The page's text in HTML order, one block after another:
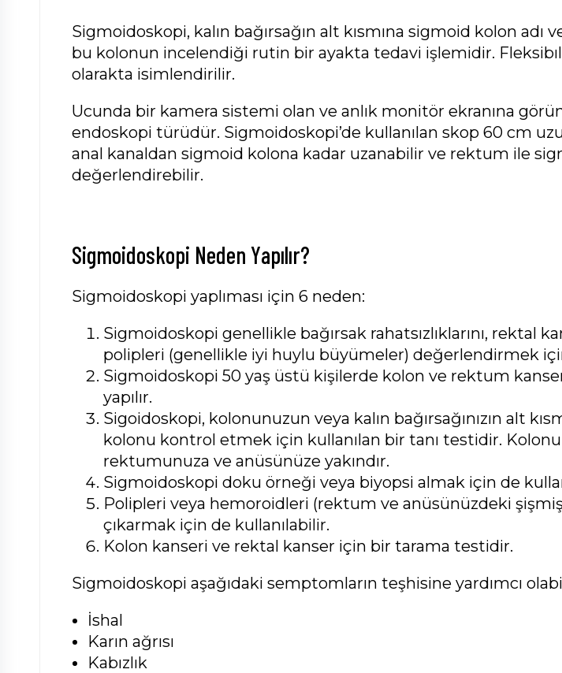
Sigmoidoskopi, kalın bağırsağın alt kısmına sigmoid kolon adı
bu kolonun incelendiği rutin bir ayakta tedavi işlemidir.
olarakta isimlendirilir.
Ucunda bir kamera sistemi olan ve anlık monitör ekranına
endoskopi türüdür. Sigmoidoskopi’de kullanılan skop 60 cm
anal kanaldan sigmoid kolona kadar uzanabilir ve rektum ile
değerlendirebilir.
Sigmoidoskopi Neden Yapılır?
Sigmoidoskopi yaplıması için 6 neden:
Sigmoidoskopi genellikle bağırsak rahatsızlıklarını, rektal
polipleri (genellikle iyi huylu büyümeler) değerlendirmek
Sigmoidoskopi 50 yaş üstü kişilerde kolon ve rektum
yapılır.
Sigoidoskopi, kolonunuzun veya kalın bağırsağınızın alt
kolonu kontrol etmek için kullanılan bir tanı testidir.
rektumunuza ve anüsünüze yakındır.
Sigmoidoskopi doku örneği veya biyopsi almak için de
Polipleri veya hemoroidleri (rektum ve anüsünüzdeki
çıkarmak için de kullanılabilir.
Kolon kanseri ve rektal kanser için bir tarama testidir.
Sigmoidoskopi aşağıdaki semptomların teşhisine yardımcı
İshal
Karın ağrısı
Kabızlık